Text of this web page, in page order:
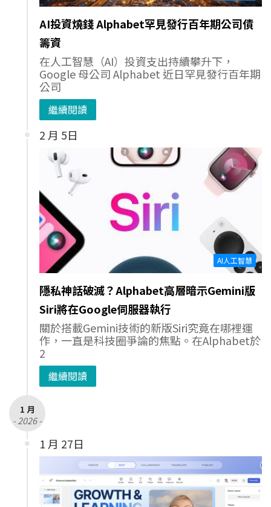
AI投資燒錢 Alphabet罕見發行百年期公司債
籌資
在人工智慧（AI）投資支出持續攀升下，
Google 母公司 Alphabet 近日罕見發行百年期
公司
繼續閱讀
2 月 5日
AI人工智慧
隱私神話破滅？Alphabet高層暗示Gemini版
Siri將在Google伺服器執行
關於搭載Gemini技術的新版Siri究竟在哪裡運
作，一直是科技圈爭論的焦點。在Alphabet於
2
繼續閱讀
1 月
- 2026 -
1 月 27日